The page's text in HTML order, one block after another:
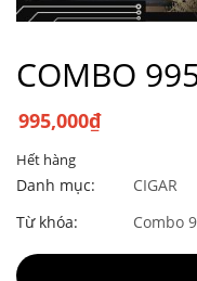
COMBO
995,000₫
Hết hàng
Danh mục: CIGAR
Từ khóa:
Combo